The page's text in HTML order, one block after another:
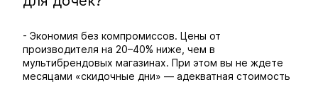
- Экономия без компромиссов. Цены от
производителя на 20–40% ниже, чем в
мультибрендовых магазинах. При этом вы не ждете
месяцами «скидочные дни» — адекватная стоимость